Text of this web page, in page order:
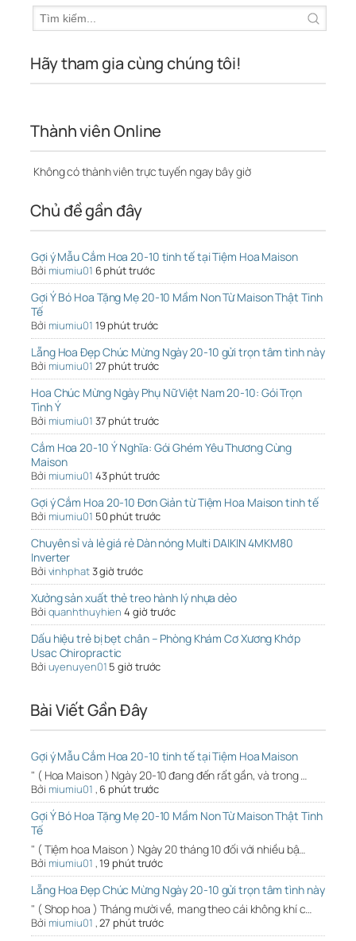
Hãy tham gia cùng chúng tôi!
Thành viên Online
Không có thành viên trực tuyến ngay bây giờ
Chủ đề gần đây
Gợi ý Mẫu Cắm Hoa 20-10 tinh tế tại Tiệm Hoa Maison
Bởi miumiu01 6 phút trước
Gợi Ý Bó Hoa Tặng Mẹ 20-10 Mầm Non Từ Maison Thật Tinh
Tế
Bởi miumiu01 19 phút trước
Lẵng Hoa Đẹp Chúc Mừng Ngày 20-10 gửi trọn tâm tình này
Bởi miumiu01 27 phút trước
Hoa Chúc Mừng Ngày Phụ Nữ Việt Nam 20-10: Gói Trọn
Tình Ý
Bởi miumiu01 37 phút trước
Cắm Hoa 20-10 Ý Nghĩa: Gói Ghém Yêu Thương Cùng
Maison
Bởi miumiu01 43 phút trước
Gợi ý Cắm Hoa 20-10 Đơn Giản từ Tiệm Hoa Maison tinh tế
Bởi miumiu01 50 phút trước
Chuyên sỉ và lẻ giá rẻ Dàn nóng Multi DAIKIN 4MKM80
Inverter
Bởi vinhphat3 giờ trước
Xưởng sản xuất thẻ treo hành lý nhựa dẻo
Bởi quanhthuyhien 4 giờ trước
Dấu hiệu trẻ bị bẹt chân – Phòng Khám Cơ Xương Khớp
Usac Chiropractic
Bởi uyenuyen01 5 giờ trước
Bài Viết Gần Đây
Gợi ý Mẫu Cắm Hoa 20-10 tinh tế tại Tiệm Hoa Maison
" ( Hoa Maison ) Ngày 20-10 đang đến rất gần, và trong …
Bởi miumiu01 , 6 phút trước
Gợi Ý Bó Hoa Tặng Mẹ 20-10 Mầm Non Từ Maison Thật Tinh
Tế
" ( Tiệm hoa Maison ) Ngày 20 tháng 10 đối với nhiều bậ…
Bởi miumiu01 ,19 phút trước
Lẵng Hoa Đẹp Chúc Mừng Ngày 20-10 gửi trọn tâm tình này
" ( Shop hoa ) Tháng mười về, mang theo cái không khí c…
Bởi miumiu01 ,27 phút trước